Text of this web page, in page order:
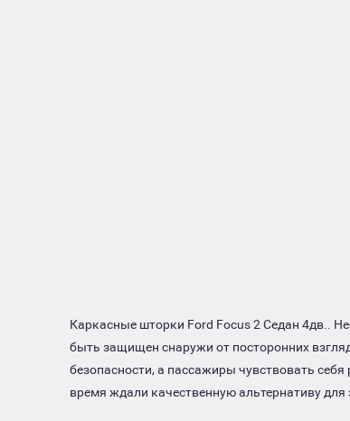
Каркасные шторки Ford Focus 2 Седан 4дв..
быть защищен снаружи от посторонних
безопасности, а пассажиры чувствовать
время ждали качественную альтернативу